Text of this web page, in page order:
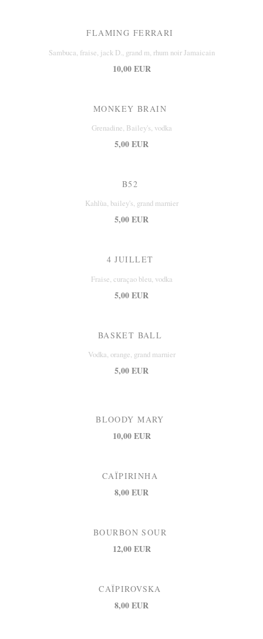
FLAMING FERRARI
Sambuca, fraise, jack D., grand m, rhum noir Jamaicain
10,00 EUR
MONKEY BRAIN
Grenadine, Bailey's, vodka
5,00 EUR
B52
Kahlùa, bailey's, grand marnier
5,00 EUR
4 JUILLET
Fraise, curaçao bleu, vodka
5,00 EUR
BASKET BALL
Vodka, orange, grand marnier
5,00 EUR
BLOODY MARY
10,00 EUR
CAÏPIRINHA
8,00 EUR
BOURBON SOUR
12,00 EUR
CAÏPIROVSKA
8,00 EUR